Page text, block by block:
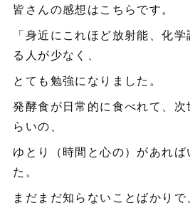
皆さんの感想はこちらです。
「身近にこれほど放射能、化
る人が少なく、
とても勉強になりました。
発酵食が日常的に食べれて、次
らいの、
ゆとり（時間と心の）があれ
た。
まだまだ知らないことばかり